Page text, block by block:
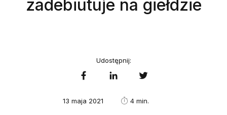
zadebiutuje na giełdzie
Udostępnij:
13 maja 2021 4 min.